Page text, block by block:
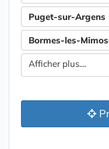
Puget-sur-Argens
Bormes-les-
Afficher plus....